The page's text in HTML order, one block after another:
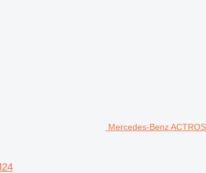
Mercedes-Benz